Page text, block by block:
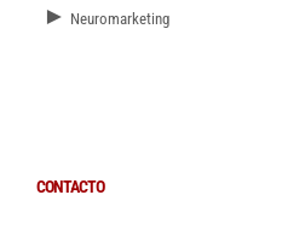
► Neuromarketing
CONTACTO